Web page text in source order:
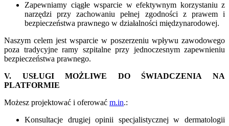
Zapewniamy ciągłe wsparcie w efektywnym korzystaniu z
narzędzi przy zachowaniu pełnej zgodności z prawem i
bezpieczeństwa prawnego w działalności międzynarodowej.
Naszym celem jest wsparcie w poszerzeniu wpływu zawodowego
poza tradycyjne ramy szpitalne przy jednoczesnym zapewnieniu
bezpieczeństwa prawnego.
V. USŁUGI MOŻLIWE DO ŚWIADCZENIA NA
PLATFORMIE
Możesz projektować i oferować m.in.:
Konsultacje drugiej opinii specjalistycznej w dermatologii